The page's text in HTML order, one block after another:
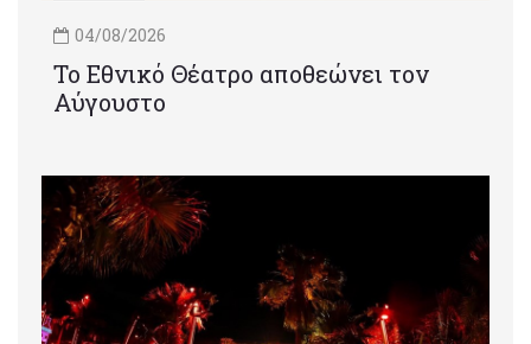
04/08/2026
Το Εθνικό Θέατρο αποθεώνει τον
Αύγουστο